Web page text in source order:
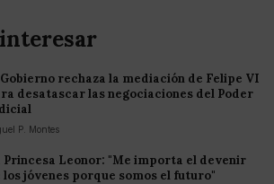
rechaza la mediación de Felipe VI
desatascar las negociaciones del Poder
P. Montes
Princesa Leonor: "Me importa el devenir
los jóvenes porque somos el futuro"